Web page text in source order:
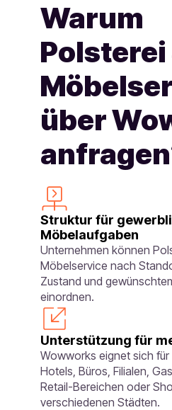
Warum
Polsterei
über
Struktur für
Möbelaufgaben
Unternehmen können
Möbelservice nach
Zustand und
einordnen.
Unterstützung für
Wowworks eignet sich
Hotels, Büros, Filialen,
Retail-Bereichen oder
verschiedenen Städten.